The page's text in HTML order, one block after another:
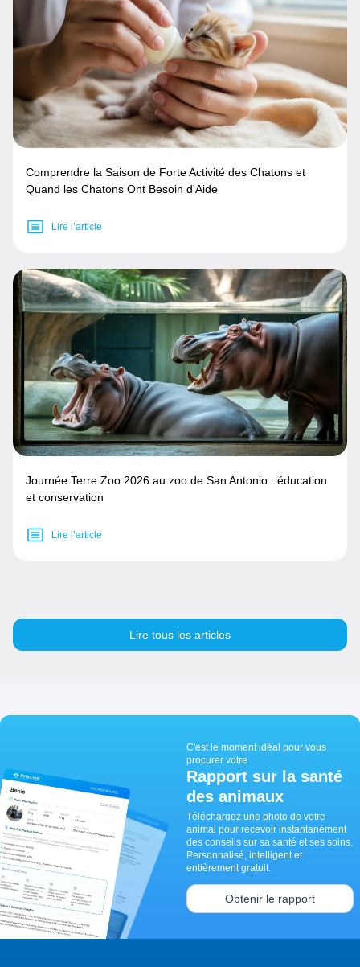
Comprendre la Saison de Forte Activité des Chatons et
Quand les Chatons Ont Besoin d'Aide
Lire l’article
Journée Terre Zoo 2026 au zoo de San Antonio : éducation
et conservation
Lire l’article
Lire tous les articles
C'est le moment idéal pour vous
procurer votre
Rapport sur la santé
des animaux
Téléchargez une photo de votre
animal pour recevoir instantanément
des conseils sur sa santé et ses soins.
Personnalisé, intelligent et
entièrement gratuit.
Obtenir le rapport